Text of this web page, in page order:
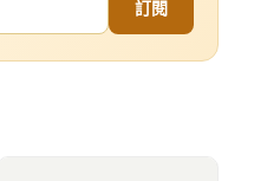
訂閱